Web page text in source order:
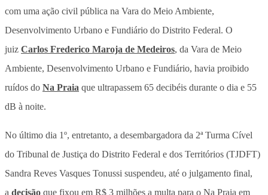
com uma ação civil pública na Vara do Meio Ambiente,
Desenvolvimento Urbano e Fundiário do Distrito Federal. O
juiz Carlos Frederico Maroja de Medeiros, da Vara de Meio
Ambiente, Desenvolvimento Urbano e Fundiário, havia proibido
ruídos do Na Praia que ultrapassem 65 decibéis durante o dia e 55
dB à noite.
No último dia 1º, entretanto, a desembargadora da 2ª Turma Cível
do Tribunal de Justiça do Distrito Federal e dos Territórios (TJDFT)
Sandra Reves Vasques Tonussi suspendeu, até o julgamento final,
a decisão que fixou em R$ 3 milhões a multa para o Na Praia em